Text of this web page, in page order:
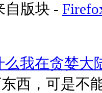
自版块 -
么我在贪婪大
西，可是不